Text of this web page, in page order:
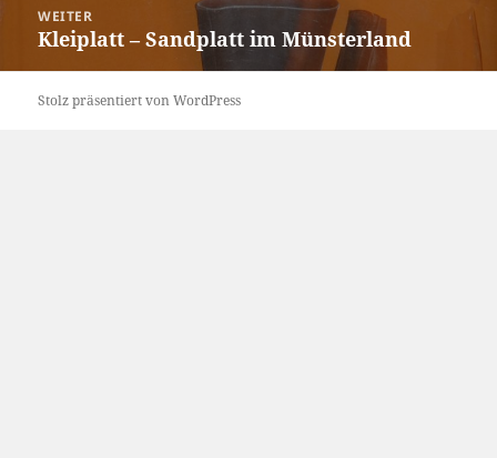
WEITER
Nächster
Beitrag:
Kleiplatt – Sandplatt im Münsterland
Stolz präsentiert von WordPress